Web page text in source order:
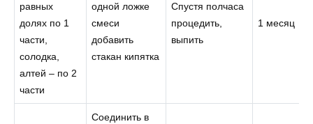
равных
долях по 1
части,
солодка,
алтей – по 2
части
одной ложке
смеси
добавить
стакан кипятка
Спустя полчаса
процедить,
выпить
1 месяц
Соединить в